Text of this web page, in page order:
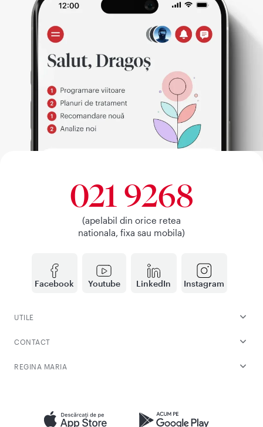
Facebook Youtube LinkedIn Instagram
021 9268
(apelabil din orice retea
nationala, fixa sau mobila)
UTILE
CONTACT
REGINA MARIA